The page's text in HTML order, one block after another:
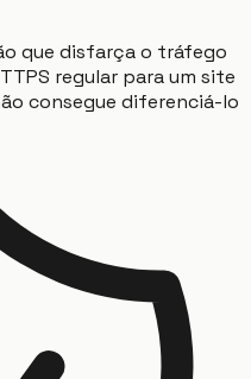
que disfarça o tráfego
regular para um site
consegue diferenciá-lo